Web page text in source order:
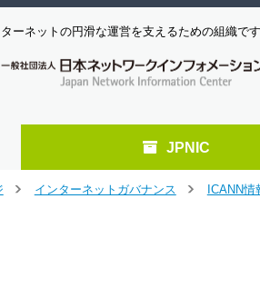
ーネットの円滑な運営を支えるための組織です
JPNIC
インターネットガバナンス
ICANN情